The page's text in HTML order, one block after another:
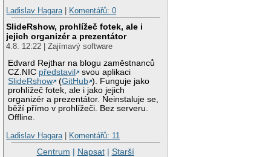
Ladislav Hagara| Komentářů: 0
SlideRshow, prohlížeč fotek, ale i
jejich organizér a prezentátor
4.8. 12:22 | Zajímavý software
Edvard Rejthar na blogu zaměstnanců
CZ.NIC představil
svou aplikaci
SlideRshow
(GitHub ). Funguje jako
prohlížeč fotek, ale i jako jejich
organizér a prezentátor. Neinstaluje se,
běží přímo v prohlížeči. Bez serveru.
Offline.
Ladislav Hagara| Komentářů: 11
Centrum | Napsat| Starší